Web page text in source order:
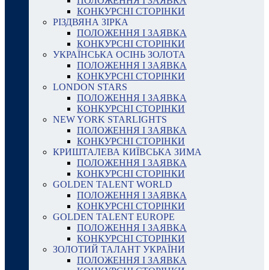
КОНКУРСНІ СТОРІНКИ
РІЗДВЯНА ЗІРКА
ПОЛОЖЕННЯ І ЗАЯВКА
КОНКУРСНІ СТОРІНКИ
УКРАЇНСЬКА ОСІНЬ ЗОЛОТА
ПОЛОЖЕННЯ І ЗАЯВКА
КОНКУРСНІ СТОРІНКИ
LONDON STARS
ПОЛОЖЕННЯ І ЗАЯВКА
КОНКУРСНІ СТОРІНКИ
NEW YORK STARLIGHTS
ПОЛОЖЕННЯ І ЗАЯВКА
КОНКУРСНІ СТОРІНКИ
КРИШТАЛЕВА КИЇВСЬКА ЗИМА
ПОЛОЖЕННЯ І ЗАЯВКА
КОНКУРСНІ СТОРІНКИ
GOLDEN TALENT WORLD
ПОЛОЖЕННЯ І ЗАЯВКА
КОНКУРСНІ СТОРІНКИ
GOLDEN TALENT EUROPE
ПОЛОЖЕННЯ І ЗАЯВКА
КОНКУРСНІ СТОРІНКИ
ЗОЛОТИЙ ТАЛАНТ УКРАЇНИ
ПОЛОЖЕННЯ І ЗАЯВКА